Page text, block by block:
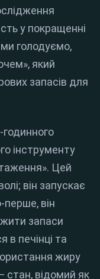
у покращенні
голодуємо,
який
запасів для
інструменту
Цей
він запускає
перше, він
запаси
в печінці та
жиру
стан, відомий як